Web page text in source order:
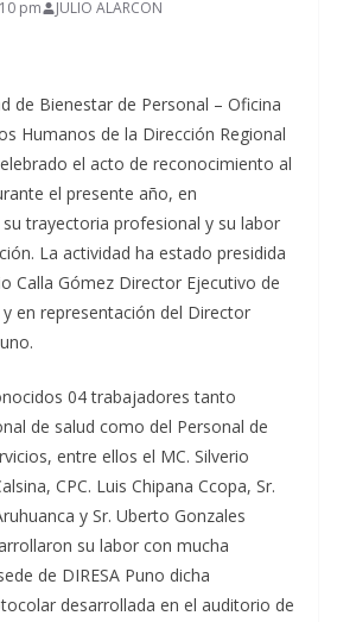
pm JULIO ALARCON
de Bienestar de Personal – Oficina
Humanos de la Dirección Regional
el acto de reconocimiento al
el presente año, en
trayectoria profesional y su labor
La actividad ha estado presidida
Calla Gómez Director Ejecutivo de
en representación del Director
04 trabajadores tanto
de salud como del Personal de
entre ellos el MC. Silverio
CPC. Luis Chipana Ccopa, Sr.
y Sr. Uberto Gonzales
su labor con mucha
de DIRESA Puno dicha
desarrollada en el auditorio de